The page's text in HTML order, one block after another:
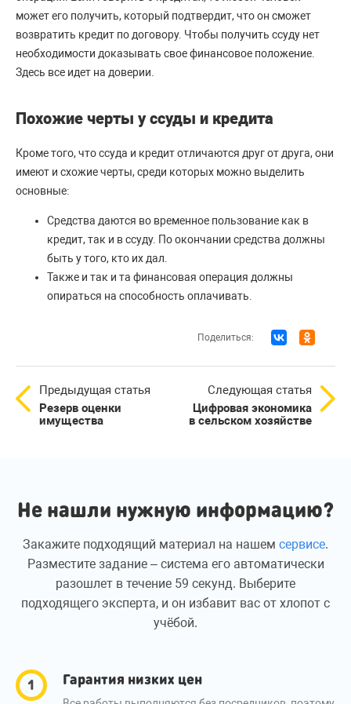
может его получить, который подтвердит, что он сможет
возвратить кредит по договору. Чтобы получить ссуду нет
необходимости доказывать свое финансовое положение.
Здесь все идет на доверии.
Похожие черты у ссуды и кредита
Кроме того, что ссуда и кредит отличаются друг от друга, они
имеют и схожие черты, среди которых можно выделить
основные:
Средства даются во временное пользование как в
кредит, так и в ссуду. По окончании средства должны
быть у того, кто их дал.
Также и так и та финансовая операция должны
опираться на способность оплачивать.
Поделиться:
Предыдущая статья
Резерв оценки
имущества
Следующая статья
Цифровая экономика
в сельском хозяйстве
Не нашли нужную информацию?
Закажите подходящий материал на нашем сервисе.
Разместите задание – система его автоматически
разошлет в течение 59 секунд. Выберите
подходящего эксперта, и он избавит вас от хлопот с
учёбой.
Гарантия низких цен